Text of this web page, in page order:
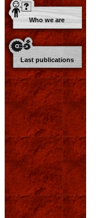
Who we are
Last publications